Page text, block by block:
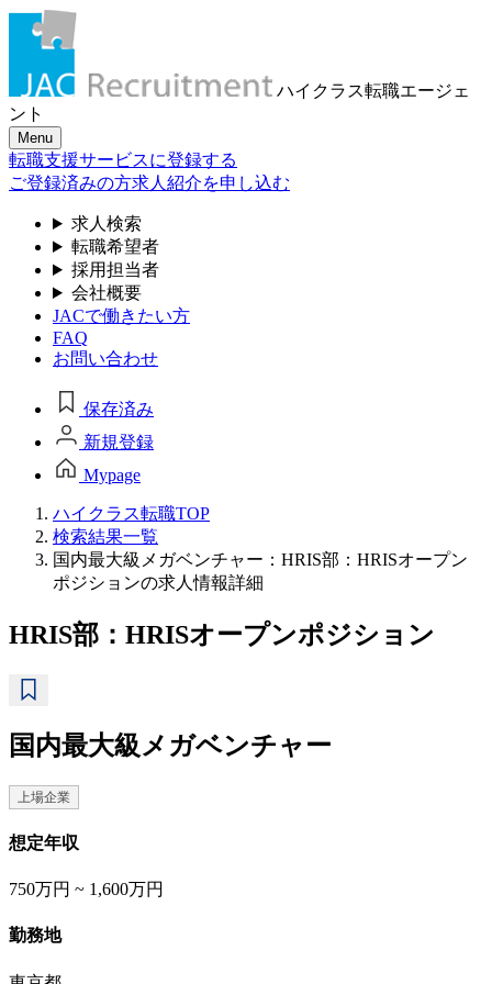
ハイクラス転職エージェ
ント
Menu
転職支援サービスに登録する
ご登録済みの方求人紹介を申し込む
求人検索
転職希望者
採用担当者
会社概要
JACで働きたい方
FAQ
お問い合わせ
保存済み
新規登録
Mypage
ハイクラス転職TOP
検索結果一覧
国内最大級メガベンチャー：HRIS部：HRISオープン
ポジションの求人情報詳細
HRIS部：HRISオープンポジション
国内最大級メガベンチャー
上場企業
想定年収
750万円 ~ 1,600万円
勤務地